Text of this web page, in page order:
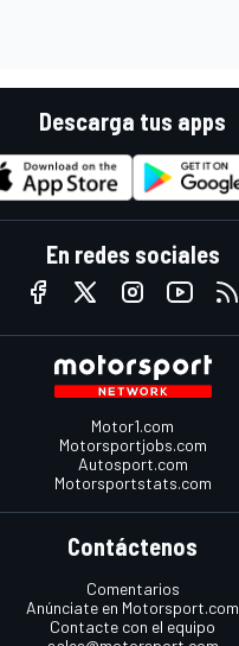
Descarga tus apps
En redes sociales
Motor1.com
Motorsportjobs.com
Autosport.com
Motorsportstats.com
Contáctenos
Comentarios
Anúnciate en Motorsport.com
Contacte con el equipo